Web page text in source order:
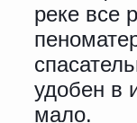
реке все
удобен в
мало.